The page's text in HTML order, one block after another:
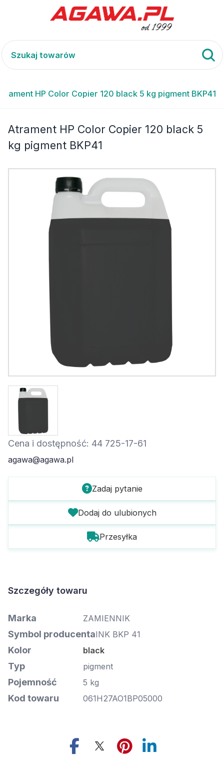
HP Color Copier 120 black 5 kg pigment BKP41
Atrament HP Color Copier 120 black 5
kg pigment BKP41
Cena i dostępność: 44 725-17-61
agawa@agawa.pl
Zadaj pytanie
Dodaj do ulubionych
Przesyłka
Szczegóły towaru
Marka ZAMIENNIK
Symbol producentaINK BKP 41
Kolor black
Typ pigment
Pojemność 5 kg
Kod towaru 061H27AO1BP05000